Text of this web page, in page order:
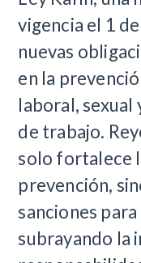
vigencia el 1
nuevas
en la
laboral, sexual
de trabajo.
solo fortalece
prevención,
sanciones
subrayando la